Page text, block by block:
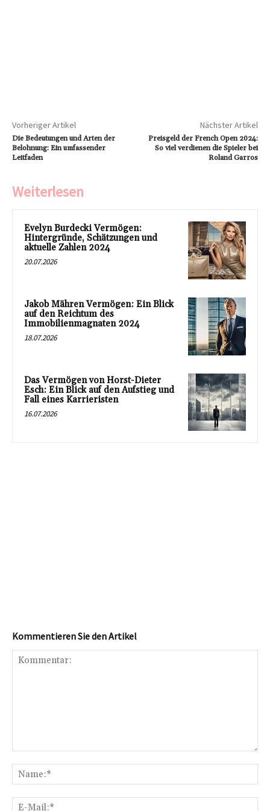
Vorheriger Artikel
Die Bedeutungen und Arten der
Belohnung: Ein umfassender
Leitfaden
Nächster Artikel
Preisgeld der French Open 2024:
So viel verdienen die Spieler bei
Roland Garros
Weiterlesen
Evelyn Burdecki Vermögen:
Hintergründe, Schätzungen und
aktuelle Zahlen 2024
20.07.2026
Jakob Mähren Vermögen: Ein Blick
auf den Reichtum des
Immobilienmagnaten 2024
18.07.2026
Das Vermögen von Horst-Dieter
Esch: Ein Blick auf den Aufstieg und
Fall eines Karrieristen
16.07.2026
Kommentieren Sie den Artikel